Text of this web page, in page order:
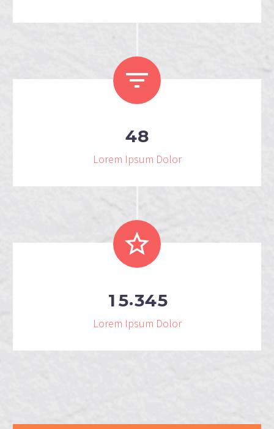
48
Lorem Ipsum Dolor
1 5.345
Lorem Ipsum Dolor